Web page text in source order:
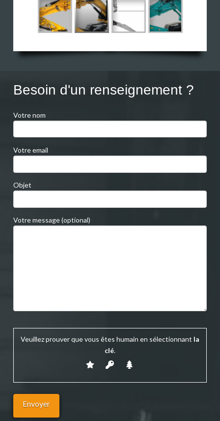
Besoin d'un renseignement ?
Votre nom
Votre email
Objet
Votre message (optional)
Veuillez prouver que vous êtes humain en sélectionnant la
clé.